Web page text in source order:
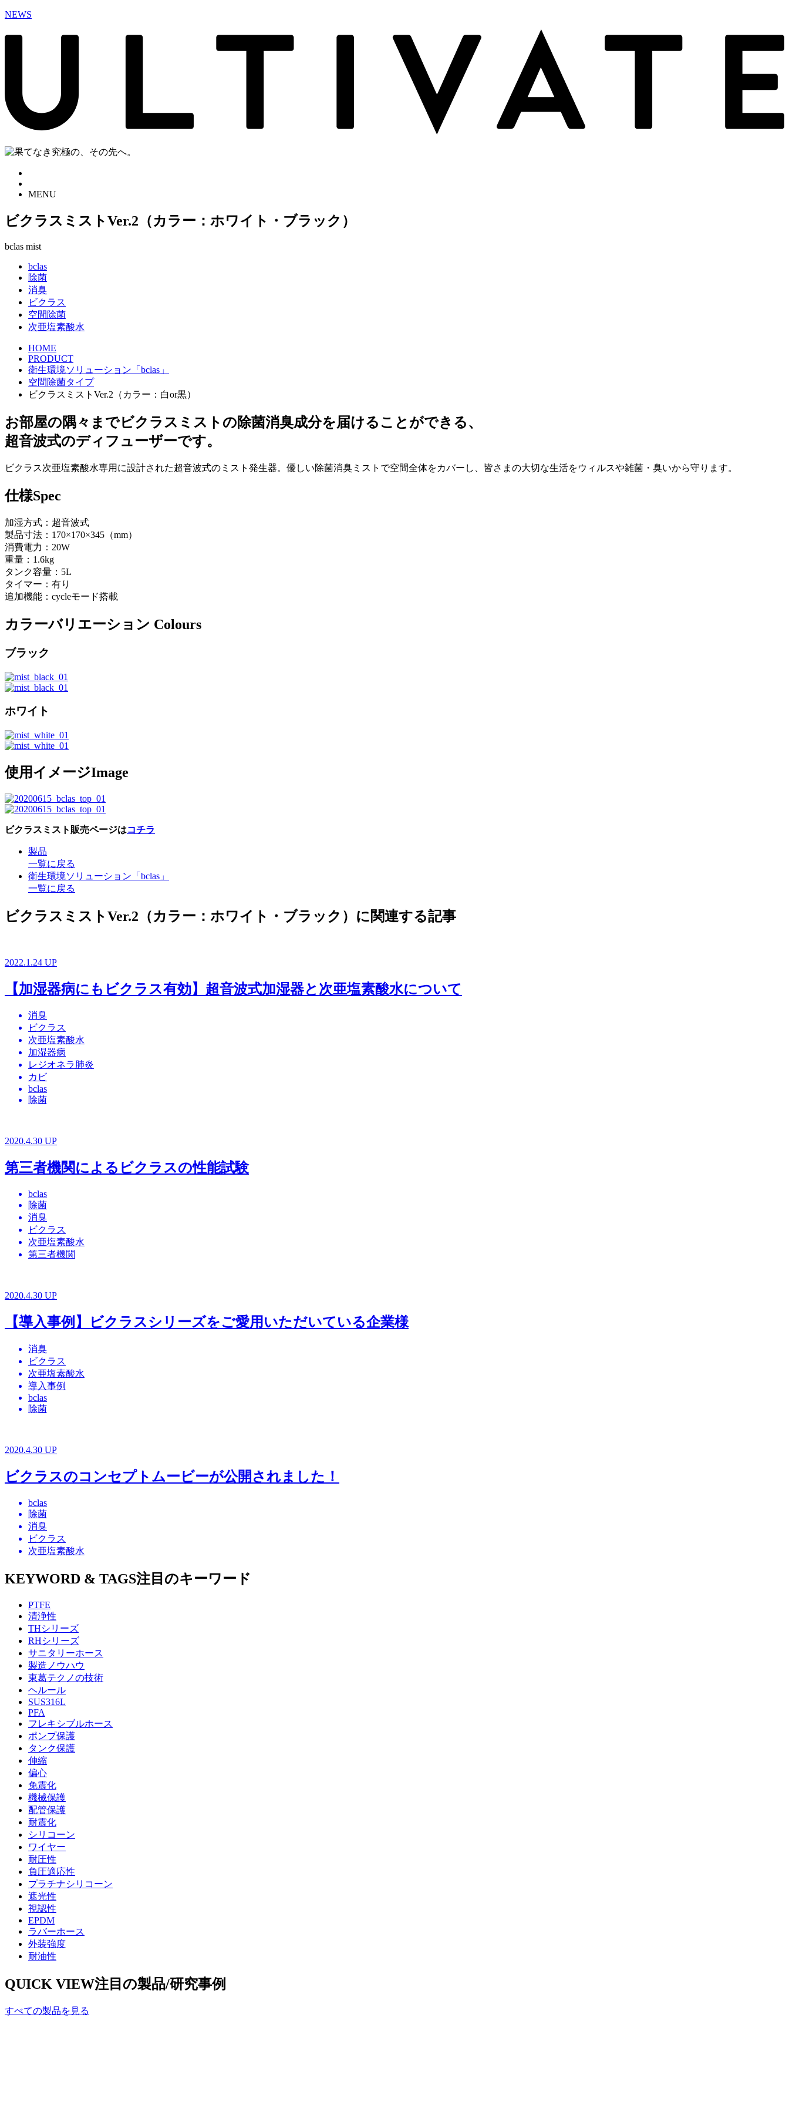
NEWS
MENU
ビクラスミストVer.2（カラー：ホワイト・ブラック）
bclas mist
bclas
除菌
消臭
ビクラス
空間除菌
次亜塩素酸水
HOME
PRODUCT
衛生環境ソリューション「bclas」
空間除菌タイプ
ビクラスミストVer.2（カラー：白or黒）
お部屋の隅々までビクラスミストの除菌消臭成分を届けることができる、
超音波式のディフューザーです。
ビクラス次亜塩素酸水専用に設計された超音波式のミスト発生器。優しい除菌消臭ミストで空間全体をカバーし、皆さまの大切な生活をウィルスや雑菌・臭いから守ります。
仕様Spec
加湿方式：超音波式
製品寸法：170×170×345（mm）
消費電力：20W
重量：1.6kg
タンク容量：5L
タイマー：有り
追加機能：cycleモード搭載
カラーバリエーション Colours
ブラック
ホワイト
使用イメージImage
ビクラスミスト販売ページはコチラ
製品
一覧に戻る
衛生環境ソリューション「bclas」
一覧に戻る
ビクラスミストVer.2（カラー：ホワイト・ブラック）に関連する記事
2022.1.24 UP
【加湿器病にもビクラス有効】超音波式加湿器と次亜塩素酸水について
消臭
ビクラス
次亜塩素酸水
加湿器病
レジオネラ肺炎
カビ
bclas
除菌
2020.4.30 UP
第三者機関によるビクラスの性能試験
bclas
除菌
消臭
ビクラス
次亜塩素酸水
第三者機関
2020.4.30 UP
【導入事例】ビクラスシリーズをご愛用いただいている企業様
消臭
ビクラス
次亜塩素酸水
導入事例
bclas
除菌
2020.4.30 UP
ビクラスのコンセプトムービーが公開されました！
bclas
除菌
消臭
ビクラス
次亜塩素酸水
KEYWORD & TAGS注目のキーワード
PTFE
清浄性
THシリーズ
RHシリーズ
サニタリーホース
製造ノウハウ
東葛テクノの技術
ヘルール
SUS316L
PFA
フレキシブルホース
ポンプ保護
タンク保護
伸縮
偏心
免震化
機械保護
配管保護
耐震化
シリコーン
ワイヤー
耐圧性
負圧適応性
プラチナシリコーン
遮光性
視認性
EPDM
ラバーホース
外装強度
耐油性
QUICK VIEW注目の製品/研究事例
すべての製品を見る